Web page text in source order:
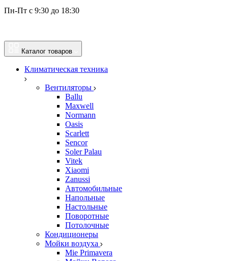
Пн-Пт с 9:30 до 18:30
Каталог товаров
Климатическая техника
Вентиляторы
Ballu
Maxwell
Normann
Oasis
Scarlett
Sencor
Soler Palau
Vitek
Xiaomi
Zanussi
Автомобильные
Напольные
Настольные
Поворотные
Потолочные
Кондиционеры
Мойки воздуха
Mie Primavera